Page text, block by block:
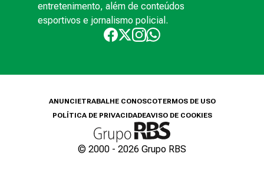
entretenimento, além de conteúdos
esportivos e jornalismo policial.
ANUNCIETRABALHE CONOSCOTERMOS DE USO
POLÍTICA DE PRIVACIDADEAVISO DE COOKIES
© 2000 - 2026 Grupo RBS